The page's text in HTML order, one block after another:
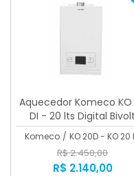
Aquecedor Komeco KO
DI - 20 lts Digital Bivolt
Komeco / KO 20D - KO 20
R$ 2.450,00
R$ 2.140,00